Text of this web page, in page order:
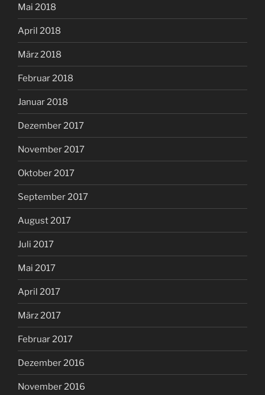
Mai 2018
April 2018
März 2018
Februar 2018
Januar 2018
Dezember 2017
November 2017
Oktober 2017
September 2017
August 2017
Juli 2017
Mai 2017
April 2017
März 2017
Februar 2017
Dezember 2016
November 2016